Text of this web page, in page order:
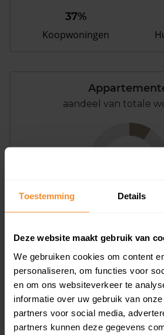
Toestemming Details
Deze website maakt gebruik van
We gebruiken cookies om content
personaliseren, om functies voor
en om ons websiteverkeer te
informatie over uw gebruik van
partners voor social media,
partners kunnen deze gegevens
37%
Koopwoningen
aandeel van totale